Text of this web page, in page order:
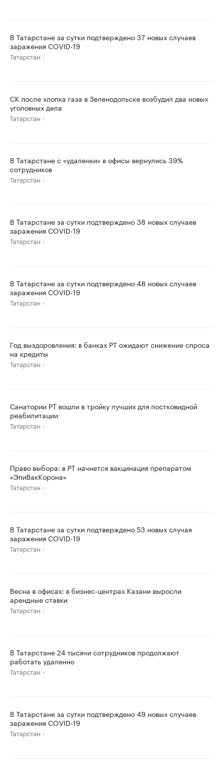
В Татарстане за сутки подтверждено 37 новых случаев
заражения COVID-19
Татарстан
СК после хлопка газа в Зеленодольске возбудил два новых
уголовных дела
Татарстан
В Татарстане с «удаленки» в офисы вернулись 39%
сотрудников
Татарстан
В Татарстане за сутки подтверждено 38 новых случаев
заражения COVID-19
Татарстан
В Татарстане за сутки подтверждено 48 новых случаев
заражения COVID-19
Татарстан
Год выздоровления: в банках РТ ожидают снижение спроса
на кредиты
Татарстан
Санатории РТ вошли в тройку лучших для постковидной
реабилитации
Татарстан
Право выбора: в РТ начнется вакцинация препаратом
«ЭпиВакКорона»
Татарстан
В Татарстане за сутки подтверждено 53 новых случая
заражения COVID-19
Татарстан
Весна в офисах: в бизнес-центрах Казани выросли
арендные ставки
Татарстан
В Татарстане 24 тысячи сотрудников продолжают
работать удаленно
Татарстан
В Татарстане за сутки подтверждено 49 новых случаев
заражения COVID-19
Татарстан